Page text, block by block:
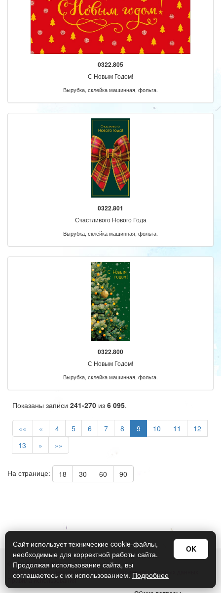
0322.805
С Новым Годом!
Вырубка, склейка машинная, фольга.
0322.801
Счастливого Нового Года
Вырубка, склейка машинная, фольга.
0322.800
С Новым Годом!
Вырубка, склейка машинная, фольга.
Показаны записи 241-270 из 6 095.
«« « 4 5 6 7 8 9 10 11
12
13
» »»
На странице: 18 30 60 90
© Арт Дизайн 2026
Политика конфиденциальности и обработки персональных данных
Правила использования
Общие вопросы:
Сайт использует технические cookie-файлы,
необходимые для корректной работы сайта.
Продолжая использование сайта, вы
соглашаетесь с их использованием. Подробнее
OK